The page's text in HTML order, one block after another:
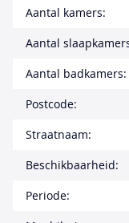
Aantal kamers:
Aantal
Aantal badkamers:
Postcode:
Straatnaam:
Beschikbaarheid:
Periode: